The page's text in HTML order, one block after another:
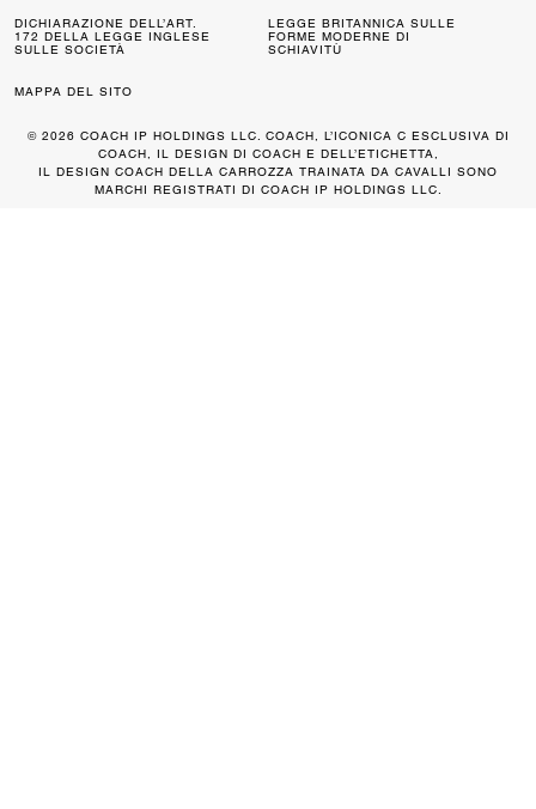
DICHIARAZIONE DELL’ART.
172 DELLA LEGGE INGLESE
SULLE SOCIETÀ
LEGGE BRITANNICA SULLE
FORME MODERNE DI
SCHIAVITÙ
MAPPA DEL SITO
© 2026 COACH IP HOLDINGS LLC. COACH, L’ICONICA C ESCLUSIVA DI
COACH, IL DESIGN DI COACH E DELL’ETICHETTA,
IL DESIGN COACH DELLA CARROZZA TRAINATA DA CAVALLI SONO
MARCHI REGISTRATI DI COACH IP HOLDINGS LLC.